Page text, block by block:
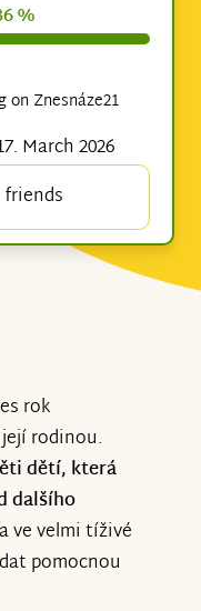
%
on Znesnáze21
March 2026
rok
rodinou.
dětí, která
dalšího
ve velmi tíživé
pomocnou